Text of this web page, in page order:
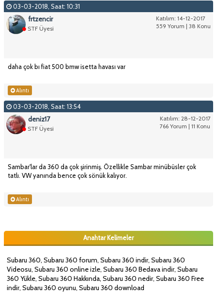
03-03-2018, Saat: 10:31
Katılım: 14-12-2017
559 Yorum | 38 Konu
frtzencir
STF Üyesi
daha çok bı fiat 500 bmw isetta havası var
Alıntı
03-03-2018, Saat: 13:54
Katılım: 28-12-2017
766 Yorum | 11 Konu
deniz17
STF Üyesi
Sambar'lar da 360 da çok şirinmiş. Özellikle Sambar minübüsler çok
tatlı. VW yanında bence çok sönük kalıyor.
Alıntı
Anahtar Kelimeler
Subaru 360, Subaru 360 forum, Subaru 360 indir, Subaru 360
Videosu, Subaru 360 online izle, Subaru 360 Bedava indir, Subaru
360 Yükle, Subaru 360 Hakkında, Subaru 360 nedir, Subaru 360 Free
indir, Subaru 360 oyunu, Subaru 360 download